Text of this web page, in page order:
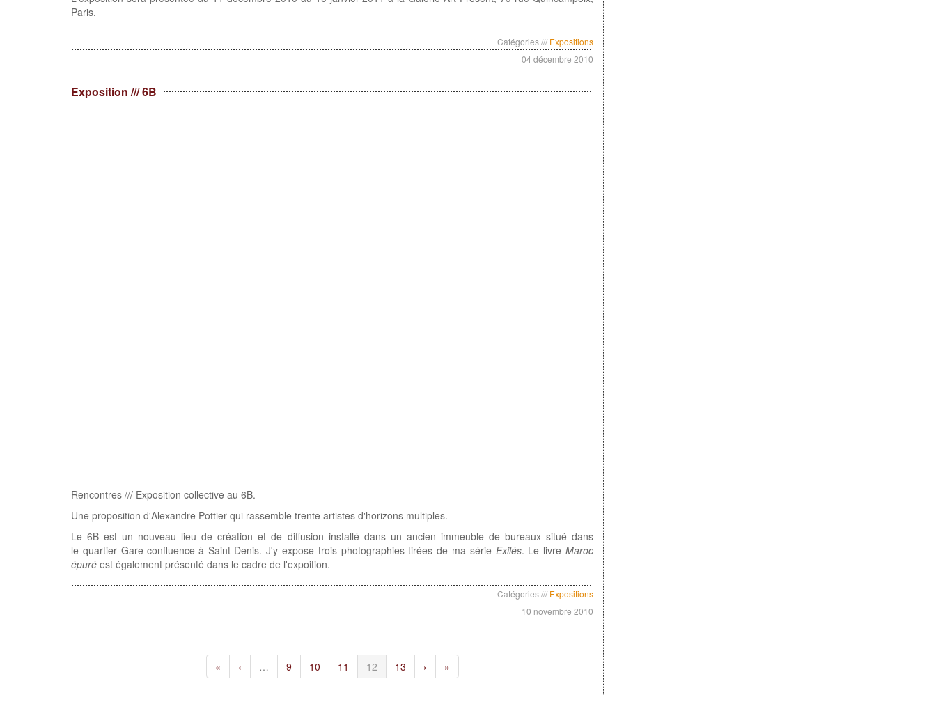
Paris.
Catégories ///Expositions
04 décembre 2010
Exposition /// 6B
Rencontres /// Exposition collective au 6B.
Une proposition d'Alexandre Pottier qui rassemble trente artistes d'horizons multiples.
Le 6B est un nouveau lieu de création et de diffusion installé dans un ancien immeuble de bureaux situé dans
le quartier Gare-confluence à Saint-Denis. J'y expose trois photographies tirées de ma série Exilés. Le livre Maroc
épuré est également présenté dans le cadre de l'expoition.
Catégories ///Expositions
10 novembre 2010
« ‹ … 9 10 11 12 13 › »